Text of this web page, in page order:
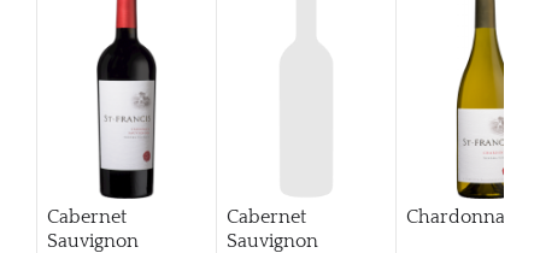
Cabernet
Sauvignon
Cabernet
Sauvignon
Chardonnay